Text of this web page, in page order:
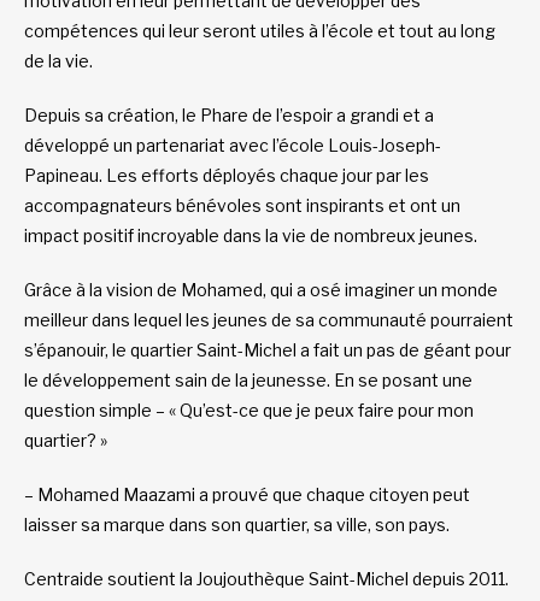
compétences qui leur seront utiles à l’école et tout au long
de la vie.
Depuis sa création, le Phare de l’espoir a grandi et a
développé un partenariat avec l’école Louis-Joseph-
Papineau. Les efforts déployés chaque jour par les
accompagnateurs bénévoles sont inspirants et ont un
impact positif incroyable dans la vie de nombreux jeunes.
Grâce à la vision de Mohamed, qui a osé imaginer un monde
meilleur dans lequel les jeunes de sa communauté pourraient
s’épanouir, le quartier Saint-Michel a fait un pas de géant pour
le développement sain de la jeunesse. En se posant une
question simple – « Qu’est-ce que je peux faire pour mon
quartier? »
– Mohamed Maazami a prouvé que chaque citoyen peut
laisser sa marque dans son quartier, sa ville, son pays.
Centraide soutient la Joujouthèque Saint-Michel depuis 2011.